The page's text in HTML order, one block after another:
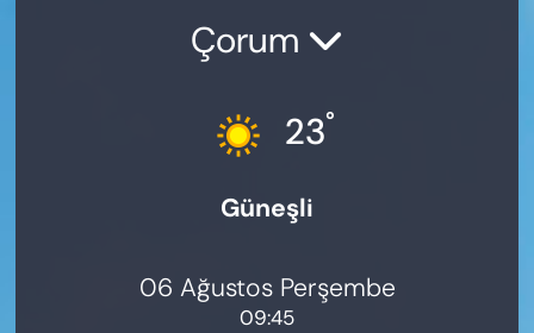
Çorum
23°
Güneşli
06 Ağustos Perşembe
09:45